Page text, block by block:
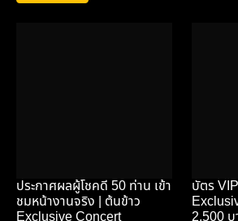
ประกาศผลผู้โชคดี 50 ท่าน เข้า
ชมหน้างานจริง | ต้นข้าว
Exclusive Concert
บัตร
2,500 บ